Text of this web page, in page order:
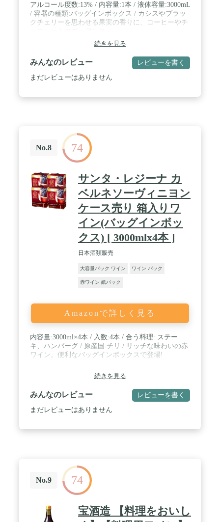
アルコール度数:13% / 内容量:1本 / 液体容量:3000mL
/ 容器の種類:バッグインボックス / カシスやブラッ
クチェリーを思わせる果実の香りに、コーヒーやチ
続きを見る
みんなのレビュー レビューを書く
まだレビューはありません
No.8 74
サンタ・レジーナ カ
ベルネソーヴィニヨン
ケース売り 箱入りワ
イン(バッグインボッ
クス) [ 3000mlx4本 ]
日本酒類販売
大容量パック ワイン ワイン パック
赤ワイン 紙パック
Amazonで詳しく見る
内容量:3000ml×4本 / 入数:4本 / 合う料理: ステー
キ、ハンバーグ / 原産国:チリ / リッチな味わいの赤
ワイン。便利なバッグインボックスで登場!
続きを見る
みんなのレビュー レビューを書く
まだレビューはありません
No.9 74
宝酒造 【料理をおいし